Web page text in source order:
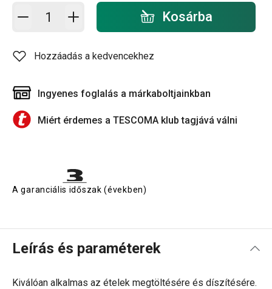
Kosárba - mennyiség Kosárba
Hozzáadás a kedvencekhez
Ingyenes foglalás a márkaboltjainkban
Miért érdemes a TESCOMA klub tagjává válni
A garanciális időszak (években)
Leírás és paraméterek
Kiválóan alkalmas az ételek megtöltésére és díszítésére.